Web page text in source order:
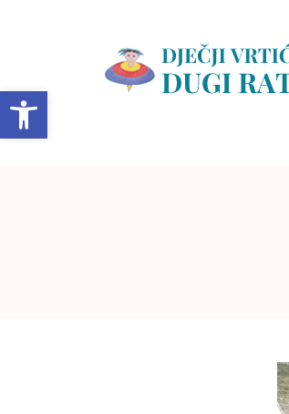
Open toolbar